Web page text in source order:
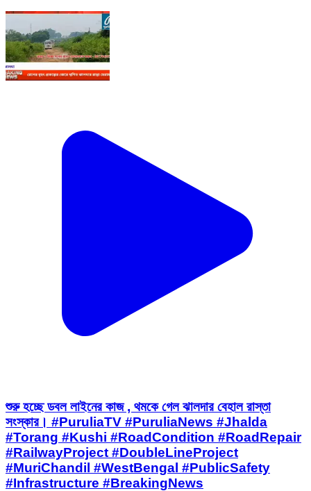
শুরু হচ্ছে ডবল লাইনের কাজ , থমকে গেল ঝালদার বেহাল রাস্তা
সংস্কার। #PuruliaTV #PuruliaNews #Jhalda
#Torang #Kushi #RoadCondition #RoadRepair
#RailwayProject #DoubleLineProject
#MuriChandil #WestBengal #PublicSafety
#Infrastructure #BreakingNews